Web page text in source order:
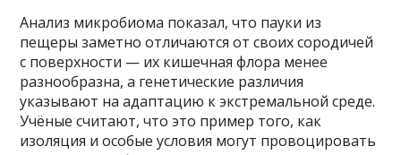
Анализ микробиома показал, что пауки из
пещеры заметно отличаются от своих сородичей
с поверхности — их кишечная флора менее
разнообразна, а генетические различия
указывают на адаптацию к экстремальной среде.
Учёные считают, что это пример того, как
изоляция и особые условия могут провоцировать